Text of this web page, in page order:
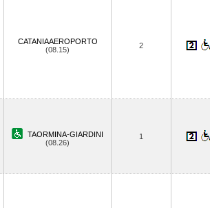
CATANIAAEROPORTO
(08.15)
2
TAORMINA-GIARDINI
(08.26)
1